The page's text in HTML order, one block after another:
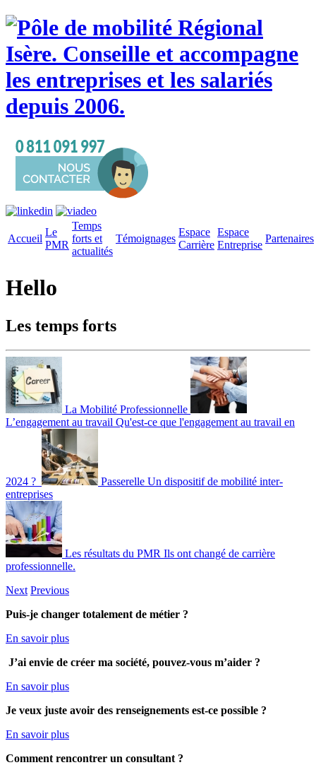
Accueil
Le
PMR
Temps
forts et
actualités
Témoignages
Espace
Carrière
Espace
Entreprise
Partenaires
Hello
Les temps forts
La Mobilité Professionnelle
L’engagement au travail Qu'est-ce que l'engagement au travail en
2024 ? Passerelle Un dispositif de mobilité inter-
entreprises
Les résultats du PMR Ils ont changé de carrière
professionnelle.
Next Previous
Puis-je changer totalement de métier ?
En savoir plus
J’ai envie de créer ma société, pouvez-vous m’aider ?
En savoir plus
Je veux juste avoir des renseignements est-ce possible ?
En savoir plus
Comment rencontrer un consultant ?